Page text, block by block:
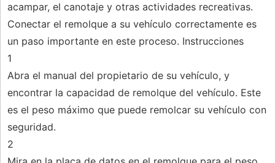
acampar, el canotaje y otras actividades recreativas.
Conectar el remolque a su vehículo correctamente es
un paso importante en este proceso. Instrucciones
1
Abra el manual del propietario de su vehículo, y
encontrar la capacidad de remolque del vehículo. Este
es el peso máximo que puede remolcar su vehículo con
seguridad.
2